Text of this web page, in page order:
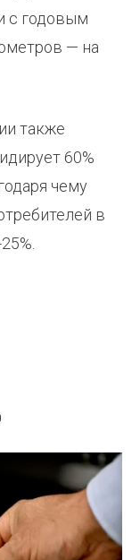
с годовым
— на
также
60%
чему
в